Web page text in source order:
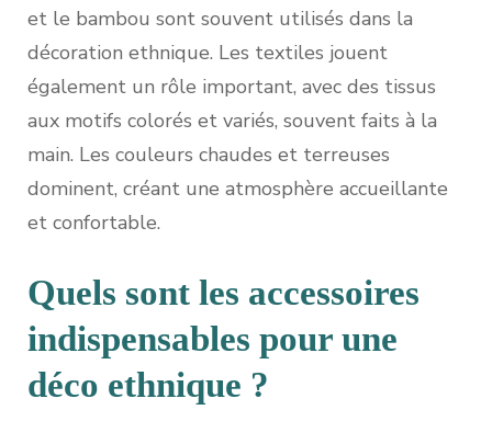
et le bambou sont souvent utilisés dans la
décoration ethnique. Les textiles jouent
également un rôle important, avec des tissus
aux motifs colorés et variés, souvent faits à la
main. Les couleurs chaudes et terreuses
dominent, créant une atmosphère accueillante
et confortable.
Quels sont les accessoires
indispensables pour une
déco ethnique ?